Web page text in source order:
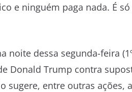
e ninguém paga nada. É
noite dessa segunda-feira
Donald Trump contra
sugere, entre outras ações,